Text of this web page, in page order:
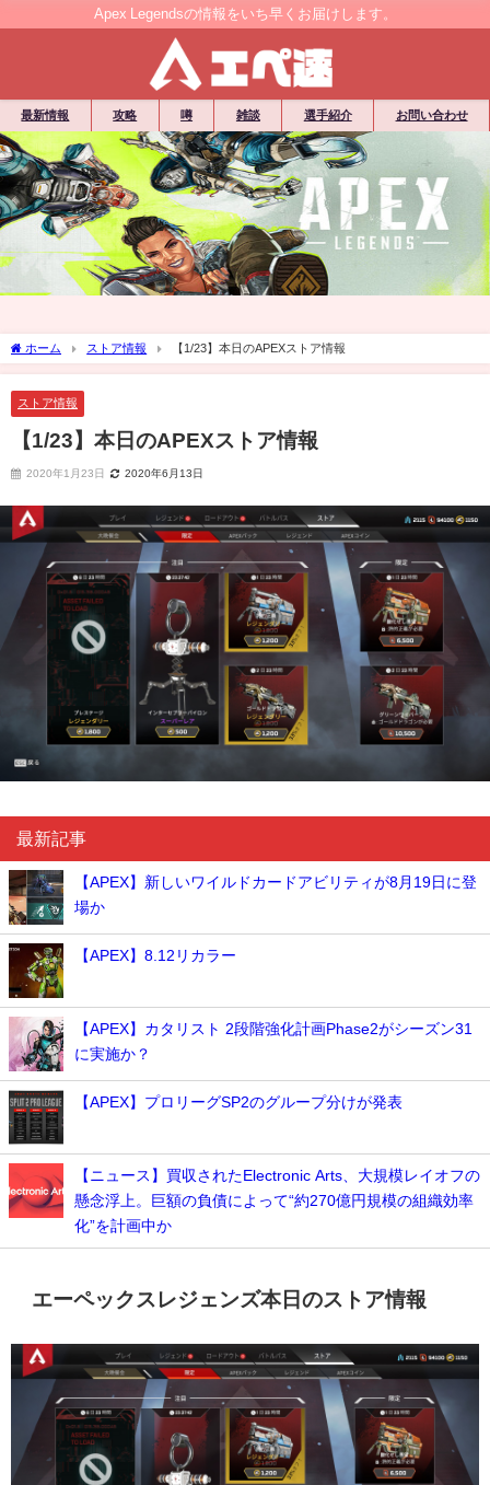
Apex Legendsの情報をいち早くお届けします。
最新情報 攻略 噂 雑談 選手紹介 お問い合わせ
ホーム ストア情報 【1/23】本日のAPEXストア情報
ストア情報
【1/23】本日のAPEXストア情報
2020年1月23日 2020年6月13日
最新記事
【APEX】新しいワイルドカードアビリティが8月19日に登
場か
【APEX】8.12リカラー
【APEX】カタリスト 2段階強化計画Phase2がシーズン31
に実施か？
【APEX】プロリーグSP2のグループ分けが発表
【ニュース】買収されたElectronic Arts、大規模レイオフの
懸念浮上。巨額の負債によって“約270億円規模の組織効率
化”を計画中か
エーペックスレジェンズ本日のストア情報